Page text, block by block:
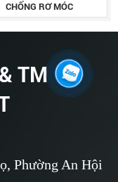
CHỐNG RƠ MÓC
TM
Phường An Hội